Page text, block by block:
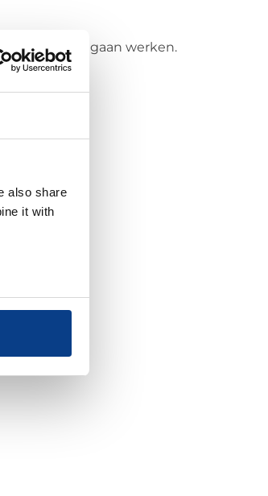
also share
it with
ze vóór je gaan werken.